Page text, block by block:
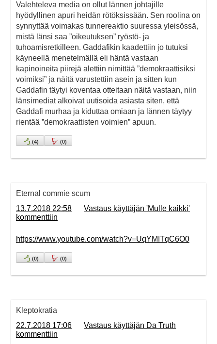
Valehteleva media on ollut lännen johtajille
hyödyllinen apuri heidän rötöksissään. Sen roolina on
synnyttää voimakas tunnereaktio suuressa yleisössä,
mistä länsi saa ”oikeutuksen” ryöstö- ja
tuhoamisretkilleen. Gaddafikin kaadettiin jo tutuksi
käyneellä menetelmällä eli häntä vastaan
kapinoineita piirejä alettiin nimittää ”demokraattisiksi
voimiksi” ja näitä varustettiin asein ja sitten kun
Gaddafin täytyi koventaa otteitaan näitä vastaan, niin
länsimediat alkoivat uutisoida asiasta siten, että
Gaddafi murhaa ja kiduttaa omiaan ja lännen täytyy
rientää ”demokraattisten voimien” apuun.
(4) (0)
Eternal commie scum
13.7.2018 22:58
Vastaus käyttäjän 'Mulle kaikki'
kommenttiin
https://www.youtube.com/watch?v=UqYMITqC6O0
(0) (0)
Kleptokratia
22.7.2018 17:06
Vastaus käyttäjän Da Truth
kommenttiin